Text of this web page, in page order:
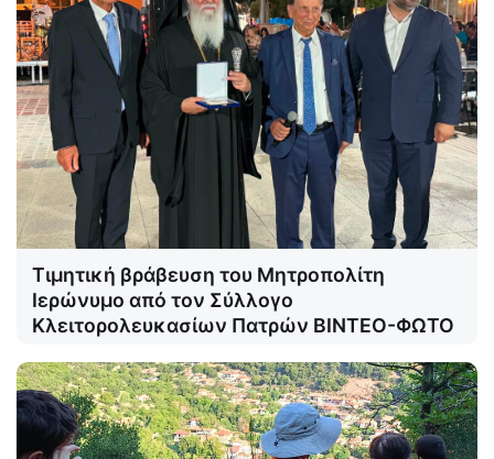
Τιμητική βράβευση του Μητροπολίτη
Ιερώνυμο από τον Σύλλογο
Κλειτορολευκασίων Πατρών ΒΙΝΤΕΟ-ΦΩΤΟ